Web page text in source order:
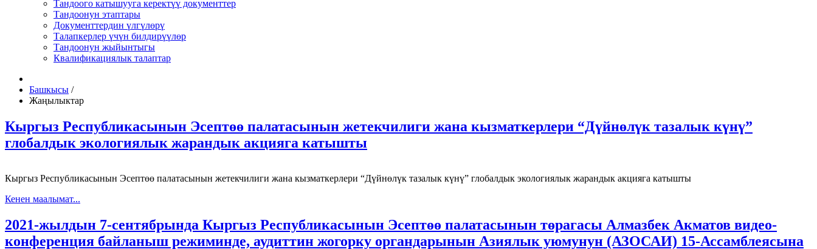
Тандоого катышууга керектүү документтер
Тандоонун этаптары
Документтердин үлгүлөрү
Талапкерлер үчүн билдирүүлөр
Тандоонун жыйынтыгы
Квалификациялык талаптар
Башкысы /
Жаңылыктар
Кыргыз Республикасынын Эсептөө палатасынын жетекчилиги жана кызматкерлери “Дүйнөлүк тазалык күнү”
глобалдык экологиялык жарандык акцияга катышты
Кыргыз Республикасынын Эсептөө палатасынын жетекчилиги жана кызматкерлери “Дүйнөлүк тазалык күнү” глобалдык экологиялык жарандык акцияга катышты
Кенен маалымат...
2021-жылдын 7-сентябрында Кыргыз Республикасынын Эсептөө палатасынын төрагасы Алмазбек Акматов видео-
конференция байланыш режиминде, аудиттин жогорку органдарынын Азиялык уюмунун (АЗОСАИ) 15-Ассамблеясына